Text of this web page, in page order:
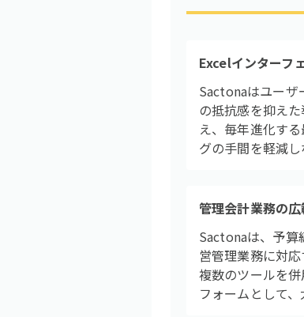
Excelインターフ
Sactonaはユーザ
の抵抗感を抑え
え、毎年進化す
グの手間を軽減
管理会計業務の
Sactonaは、予算
営管理業務に対
複数のツールを
フォームとして